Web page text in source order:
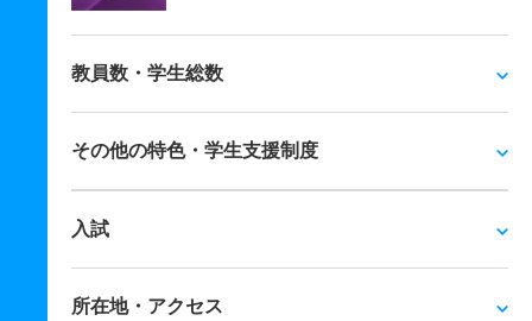
教員数・学生総数
その他の特色・学生支援制度
入試
所在地・アクセス